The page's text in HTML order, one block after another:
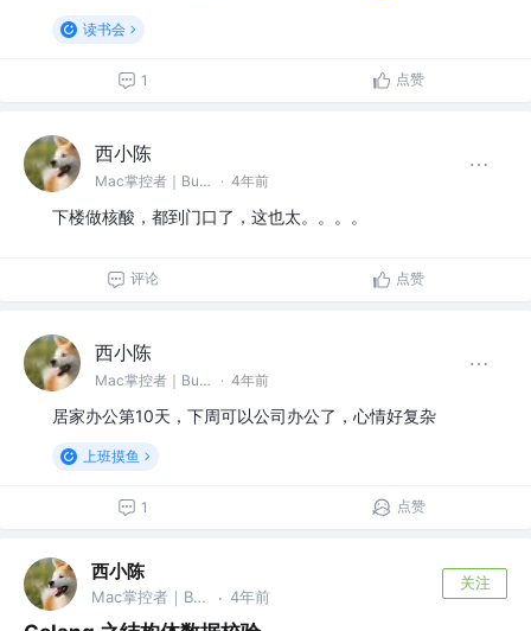
读书会
1 点赞
西小陈
Mac掌控者｜Bug缔造和毁灭者 @中通科技 · 4年前
下楼做核酸，都到门口了，这也太。。。。
评论 点赞
西小陈
Mac掌控者｜Bug缔造和毁灭者 @中通科技 · 4年前
居家办公第10天，下周可以公司办公了，心情好复杂
上班摸鱼
1 点赞
西小陈
Mac掌控者｜Bug缔造和毁灭者 @中通科技 · 4年前
关注